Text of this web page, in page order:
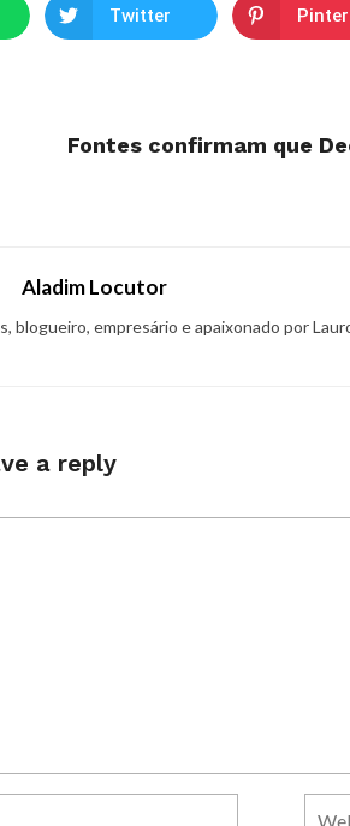
Twitter
Fontes confirmam que
Aladim Locutor
blogueiro, empresário e apaixonado por
a reply